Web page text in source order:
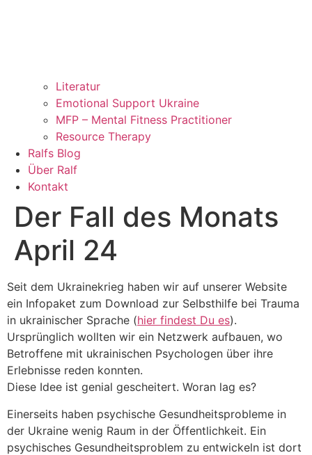
Literatur
Emotional Support Ukraine
MFP – Mental Fitness Practitioner
Resource Therapy
Ralfs Blog
Über Ralf
Kontakt
Der Fall des Monats
April 24
Seit dem Ukrainekrieg haben wir auf unserer Website
ein Infopaket zum Download zur Selbsthilfe bei Trauma
in ukrainischer Sprache (hier findest Du es).
Ursprünglich wollten wir ein Netzwerk aufbauen, wo
Betroffene mit ukrainischen Psychologen über ihre
Erlebnisse reden konnten.
Diese Idee ist genial gescheitert. Woran lag es?
Einerseits haben psychische Gesundheitsprobleme in
der Ukraine wenig Raum in der Öffentlichkeit. Ein
psychisches Gesundheitsproblem zu entwickeln ist dort